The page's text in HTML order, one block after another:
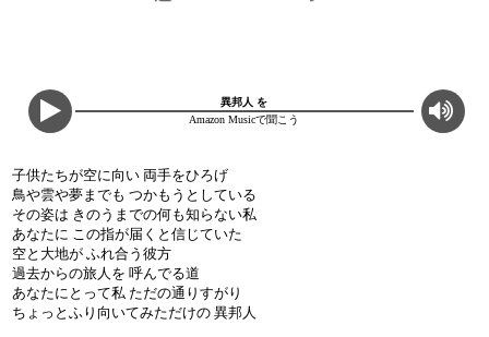
異邦人 を
Amazon Musicで聞こう
子供たちが空に向い 両手をひろげ
鳥や雲や夢までも つかもうとしている
その姿は きのうまでの何も知らない私
あなたに この指が届くと信じていた
空と大地が ふれ合う彼方
過去からの旅人を 呼んでる道
あなたにとって私 ただの通りすがり
ちょっとふり向いてみただけの 異邦人